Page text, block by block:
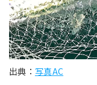
出典： 写真AC